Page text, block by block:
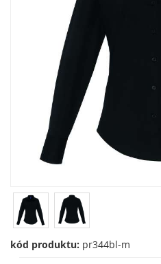
kód produktu: pr344bl-m